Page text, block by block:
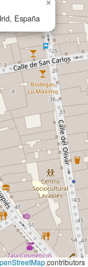
España
×
contributors